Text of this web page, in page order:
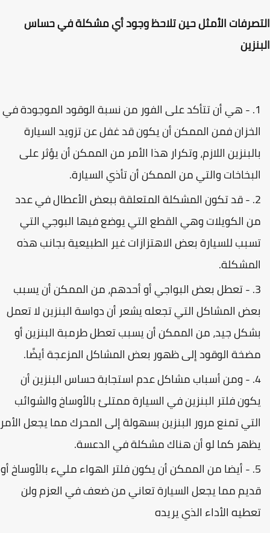
الأمثل حين تلاحظ وجود أي مشكلة في حساس
- هي أن تتأكد على الفور من نسبة الوقود الموجودة في
فمن الممكن أن يكون قد غفل عن تزويد السيارة
اللازم، وتكرار هذا الأمر من الممكن أن يؤثر على
والتي من الممكن أن تأذي السيارة.
- قد تكون المشكلة المتعلقة ببعض الأعطال في عدد
الكويلات وهي القطع التي يوضع فيها البوجي التي
للسيارة بعض الاهتزازات غير الطبيعية بجانب هذه
- تعطل بعض البواجي أو أحدهم، من الممكن أن يسبب
المشاكل التي تجعله يشعر أن دواسة البنزين لا تعمل
جيد، من الممكن أن يسبب تعطل طرمبة البنزين أو
الوقود إلى ظهور بعض المشاكل المزعجة أيضًا.
- ومن أسباب مشاكل عدم استجابة حساس البنزين أن
فلتر البنزين في السيارة ممتلئ بالأوساخ والشوائب
تمنع مرور البنزين بسهولة إلى المحرك مما يجعل الأمر
كما لو أن هناك مشكلة في الدعسة.
- أيضا من الممكن أن يكون فلتر الهواء مليء بالأوساخ أو
مما يجعل السيارة تعاني من ضعف في العزم ولن
الأداء الذي يريده